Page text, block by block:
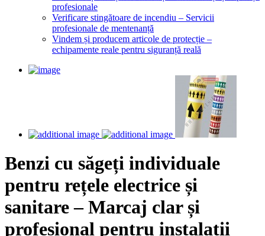
profesionale
Verificare stingătoare de incendiu – Servicii
profesionale de mentenanță
Vindem și producem articole de protecție –
echipamente reale pentru siguranță reală
Benzi cu săgeți individuale
pentru rețele electrice și
sanitare – Marcaj clar și
profesional pentru instalații